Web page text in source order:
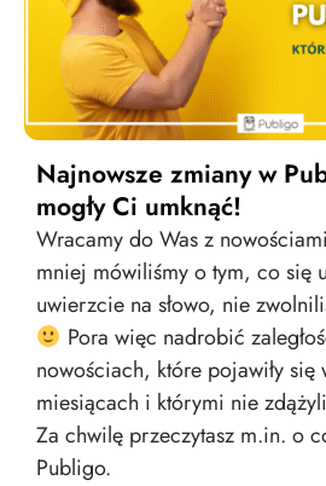
Najnowsze zmiany w
mogły Ci umknąć!
Wracamy do Was z
mniej mówiliśmy o tym, co się
uwierzcie na słowo, nie
Pora więc nadrobić
nowościach, które pojawiły się
miesiącach i którymi nie
Za chwilę przeczytasz m.in. o
Publigo.